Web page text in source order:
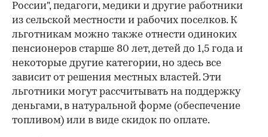
России", педагоги, медики и другие работники
из сельской местности и рабочих поселков. К
льготникам можно также отнести одиноких
пенсионеров старше 80 лет, детей до 1,5 года и
некоторые другие категории, но здесь все
зависит от решения местных властей. Эти
льготники могут рассчитывать на поддержку
деньгами, в натуральной форме (обеспечение
топливом) или в виде скидок по оплате.